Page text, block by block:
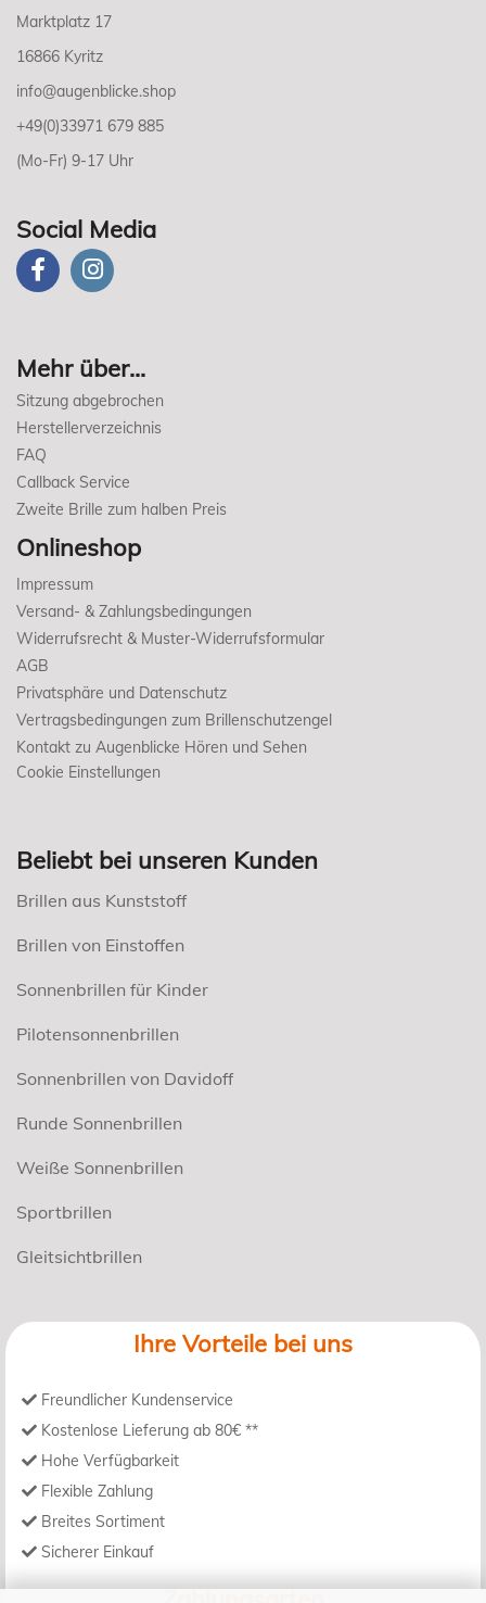
Marktplatz 17
16866 Kyritz
info@augenblicke.shop
+49(0)33971 679 885
(Mo-Fr) 9-17 Uhr
Social Media
Mehr über...
Sitzung abgebrochen
Herstellerverzeichnis
FAQ
Callback Service
Zweite Brille zum halben Preis
Onlineshop
Impressum
Versand- & Zahlungsbedingungen
Widerrufsrecht & Muster-Widerrufsformular
AGB
Privatsphäre und Datenschutz
Vertragsbedingungen zum Brillenschutzengel
Kontakt zu Augenblicke Hören und Sehen
Cookie Einstellungen
Beliebt bei unseren Kunden
Brillen aus Kunststoff
Brillen von Einstoffen
Sonnenbrillen für Kinder
Pilotensonnenbrillen
Sonnenbrillen von Davidoff
Runde Sonnenbrillen
Weiße Sonnenbrillen
Sportbrillen
Gleitsichtbrillen
Ihre Vorteile bei uns
Freundlicher Kundenservice
Kostenlose Lieferung ab 80€ **
Hohe Verfügbarkeit
Flexible Zahlung
Breites Sortiment
Sicherer Einkauf